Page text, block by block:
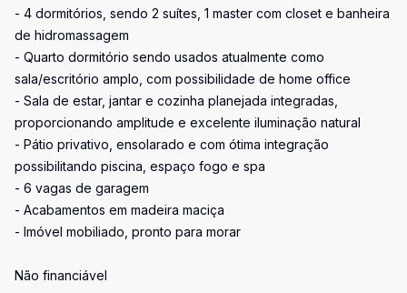
- 4 dormitórios, sendo 2 suítes, 1 master com closet e banheira
de hidromassagem
- Quarto dormitório sendo usados atualmente como
sala/escritório amplo, com possibilidade de home office
- Sala de estar, jantar e cozinha planejada integradas,
proporcionando amplitude e excelente iluminação natural
- Pátio privativo, ensolarado e com ótima integração
possibilitando piscina, espaço fogo e spa
- 6 vagas de garagem
- Acabamentos em madeira maciça
- Imóvel mobiliado, pronto para morar
Não financiável